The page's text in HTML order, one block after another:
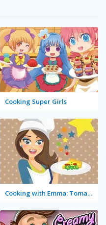
Cooking Super Girls
Cooking with Emma: Tomato Quiche Vegan